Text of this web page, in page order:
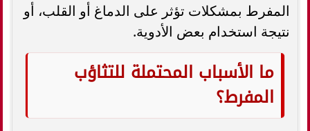
المفرط بمشكلات تؤثر على الدماغ أو القلب، أو
نتيجة استخدام بعض الأدوية.
ما الأسباب المحتملة للتثاؤب
المفرط؟